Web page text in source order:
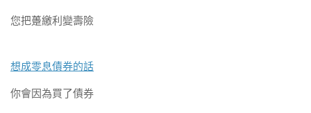
您把躉繳利變壽險
想成零息債券的話
你會因為買了債券